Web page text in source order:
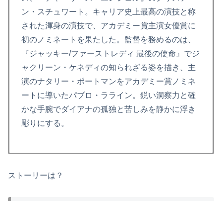
ン・スチュワート。キャリア史上最高の演技と称
された渾身の演技で、アカデミー賞主演女優賞に
初のノミネートを果たした。監督を務めるのは、
『ジャッキー/ファーストレディ 最後の使命』でジ
ャクリーン・ケネディの知られざる姿を描き、主
演のナタリー・ポートマンをアカデミー賞ノミネ
ートに導いたパブロ・ラライン。鋭い洞察力と確
かな手腕でダイアナの孤独と苦しみを静かに浮き
彫りにする。
ストーリーは？